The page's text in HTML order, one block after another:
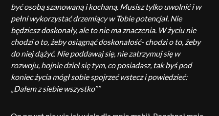
być osobą szanowaną i kochaną. Musisz tylko uwolnić i w
pełni wykorzystać drzemiący w Tobie potencjał. Nie
będziesz doskonały, ale to nie ma znaczenia. W życiu nie
chodzi o to, żeby osiągnąć doskonałość- chodzi o to, żeby
do niej dążyć. Nie poddawaj się, nie zatrzymuj się w
rozwoju, hojnie dziel się tym, co posiadasz, tak byś pod
koniec życia mógł sobie spojrzeć wstecz i powiedzieć:
„Dałem z siebie wszystko””